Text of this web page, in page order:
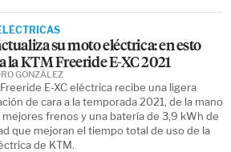
su moto eléctrica: en esto
la KTM Freeride E-XC 2021
E-XC eléctrica recibe una ligera
de cara a la temporada 2021, de la mano
frenos y una batería de 3,9 kWh de
que mejoran el tiempo total de uso de la
de KTM.
GONZÁLEZ